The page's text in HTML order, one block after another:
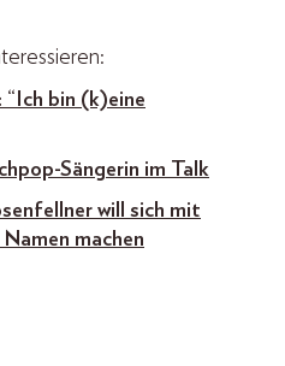
“Ich bin (k)eine
Sängerin im Talk
will sich mit
machen